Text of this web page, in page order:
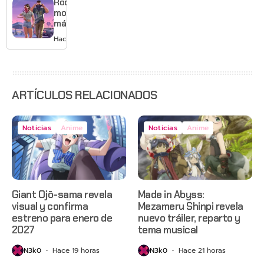
y mucho
Mario
mostrará
más de
GTA 6 en
agosto
Hace 2 días
ARTÍCULOS RELACIONADOS
Noticias Anime
Giant Ojō-sama revela
visual y confirma
estreno para enero de
2027
N3k0 Hace 19 horas
Noticias Anime
Made in Abyss:
Mezameru Shinpi revela
nuevo tráiler, reparto y
tema musical
N3k0 Hace 21 horas